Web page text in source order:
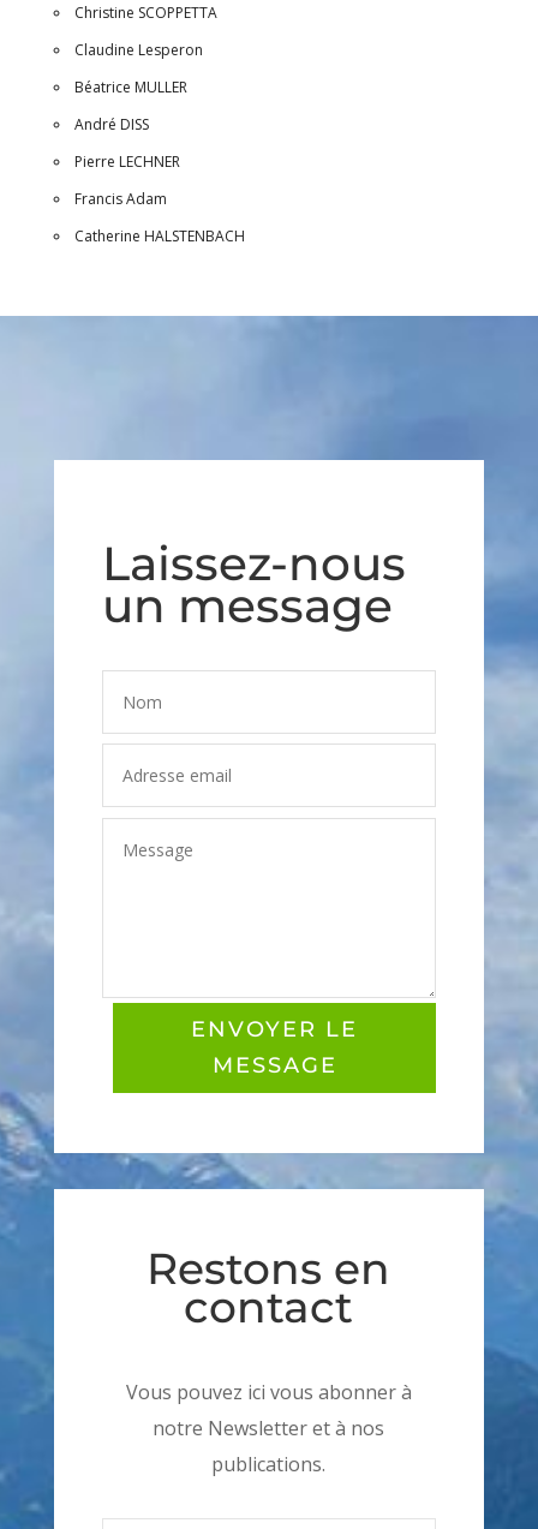
Christine SCOPPETTA
Claudine Lesperon
Béatrice MULLER
André DISS
Pierre LECHNER
Francis Adam
Catherine HALSTENBACH
Laissez-nous
un message
ENVOYER LE
MESSAGE
Restons en
contact
Vous pouvez ici vous abonner à
notre Newsletter et à nos
publications.